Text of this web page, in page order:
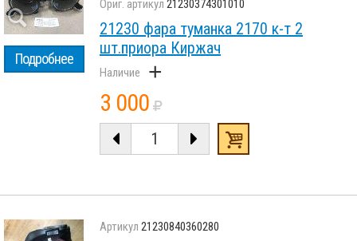
Подробнее
21230374301010
21230 фара туманка 2170 к-т 2
шт.приора Киржач
+
3 000
21230840360280